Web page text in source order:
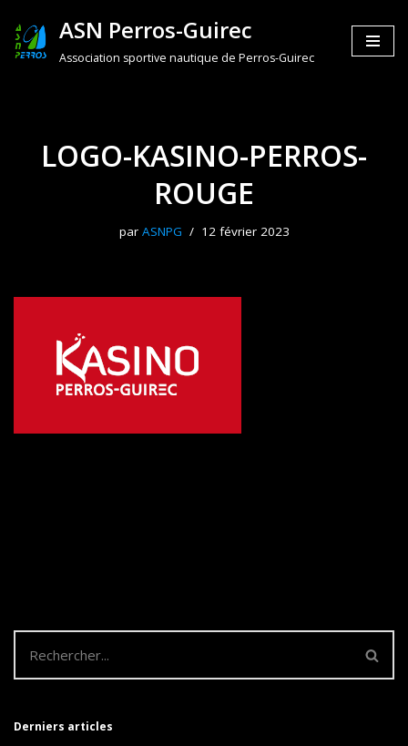
Aller
ASN Perros-Guirec
Association sportive nautique de Perros-Guirec
LOGO-KASINO-PERROS-
ROUGE
par ASNPG 12 février 2023
Derniers articles